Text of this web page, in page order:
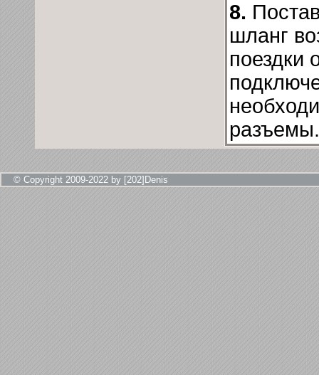
8.
шланг
поездки
разъемы.
© Copyright 2009-2022 by [202]Denis